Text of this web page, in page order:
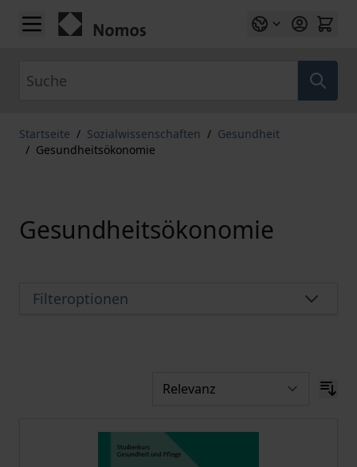
Zum Inhalt springen
Startseite / Sozialwissenschaften / Gesundheit
/ Gesundheitsökonomie
Gesundheitsökonomie
Filteroptionen